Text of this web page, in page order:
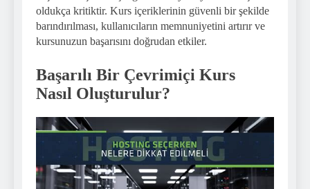
oldukça kritiktir. Kurs içeriklerinin güvenli bir şekilde
barındırılması, kullanıcıların memnuniyetini artırır ve
kursunuzun başarısını doğrudan etkiler.
Başarılı Bir Çevrimiçi Kurs
Nasıl Oluşturulur?